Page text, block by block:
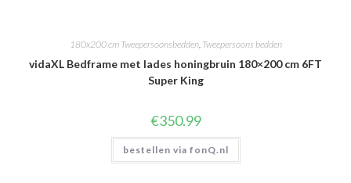
180x200 cm Tweepersoonsbedden, Tweepersoons bedden
vidaXL Bedframe met lades honingbruin 180×200 cm 6FT
Super King
€350.99
bestellen via fonQ.nl